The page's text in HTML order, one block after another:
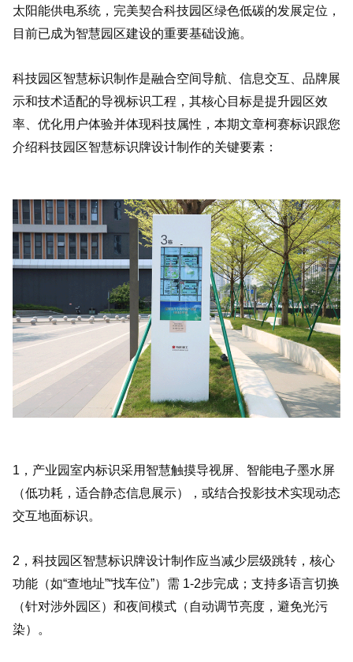
太阳能供电系统，完美契合科技园区绿色低碳的发展定位，
目前已成为智慧园区建设的重要基础设施。
科技园区智慧标识制作是融合空间导航、信息交互、品牌展
示和技术适配的导视标识工程，其核心目标是提升园区效
率、优化用户体验并体现科技属性，本期文章柯赛标识跟您
介绍科技园区智慧标识牌设计制作的关键要素：
1，产业园室内标识采用智慧触摸导视屏、智能电子墨水屏
（低功耗，适合静态信息展示），或结合投影技术实现动态
交互地面标识。
2，科技园区智慧标识牌设计制作应当减少层级跳转，核心
功能（如“查地址”“找车位”）需 1-2步完成；支持多语言切换
（针对涉外园区）和夜间模式（自动调节亮度，避免光污
染）。